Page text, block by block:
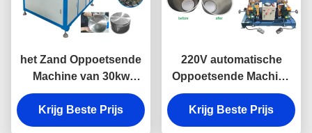
het Zand Oppoetsende
Machine van 30kw
Kookgerei voor
Metaalpot het
Oppoetsen
Krijg Beste Prijs
220V automatische
Oppoetsende Machine
voor het Interne
Oppoetsen van
Kookgerei
Krijg Beste Prijs